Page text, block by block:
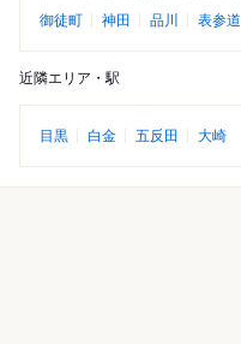
御徒町
神田 品川 表参道
近隣エリア・駅
目黒 白金 五反田 大崎